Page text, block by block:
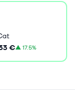
€▲17.5%